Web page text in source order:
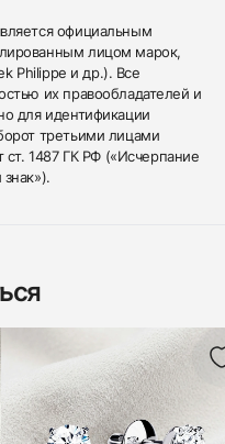
официальным
лицом марок,
Philippe и др.). Все
их правообладателей и
для идентификации
третьими лицами
ст. 1487 ГК РФ («Исчерпание